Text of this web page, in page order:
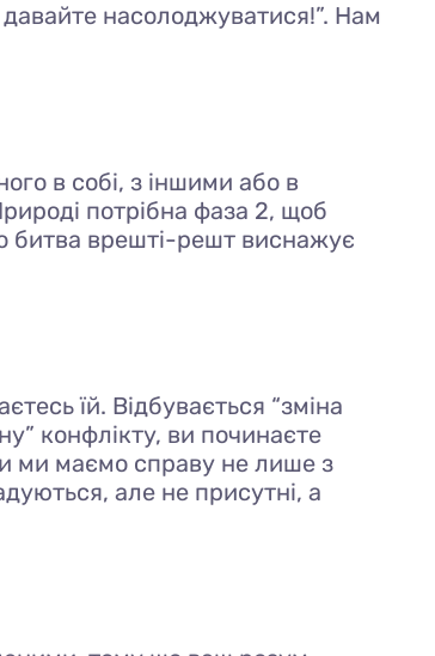
насолоджуватися!”. Нам
в собі, з іншими або в
потрібна фаза 2, щоб
битва врешті-решт виснажує
їй. Відбувається “зміна
конфлікту, ви починаєте
ми маємо справу не лише з
але не присутні, а